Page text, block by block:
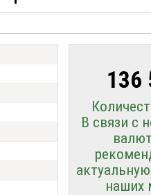
136
В связи с
наших